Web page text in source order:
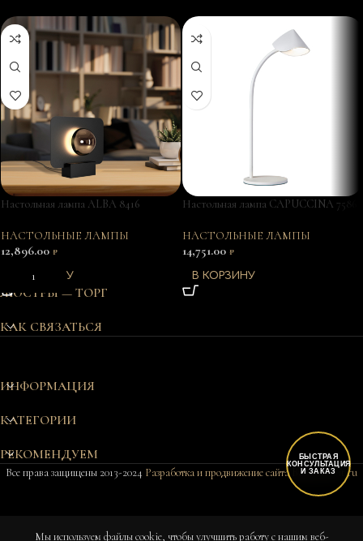
Настольная лампа ALBA 8416
НАСТОЛЬНЫЕ ЛАМПЫ
12,896.00 ₽
В КОРЗИНУ
Настольная лампа CAPUCCINA 7586
НАСТОЛЬНЫЕ ЛАМПЫ
14,751.00 ₽
В КОРЗИНУ
ЛЮСТРЫ — ТОРГ
КАК СВЯЗАТЬСЯ
ИНФОРМАЦИЯ
КАТЕГОРИИ
РЕКОМЕНДУЕМ
Все права защищены 2013-2024 Разработка и продвижение сайта Bukovkin-it.ru
Мы используем файлы cookie, чтобы улучшить работу с нашим веб-
БЫСТРАЯ
КОНСУЛЬТАЦИЯ
И ЗАКАЗ